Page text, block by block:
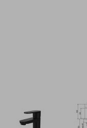
View larger